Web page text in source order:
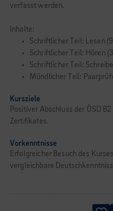
verfasst werden.
Inhalte:
Schriftlicher Teil: Lesen
Schriftlicher Teil: Hören
Schriftlicher Teil:
Mündlicher Teil:
Kursziele
Positiver Abschluss der ÖSD
Zertifikates.
Vorkenntnisse
Erfolgreicher Besuch des
vergleichbare